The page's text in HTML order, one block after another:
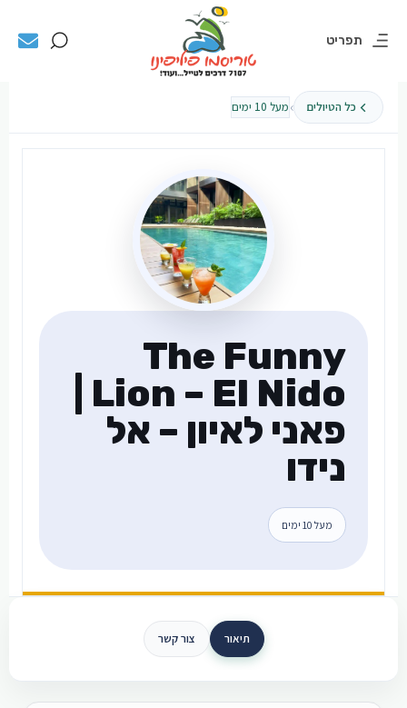
תפריט
כל הטיולים ›מעל 10 ימים
The Funny
פאני לאיון – אל
נידו
מעל 10 ימים
תיאור צור קשר